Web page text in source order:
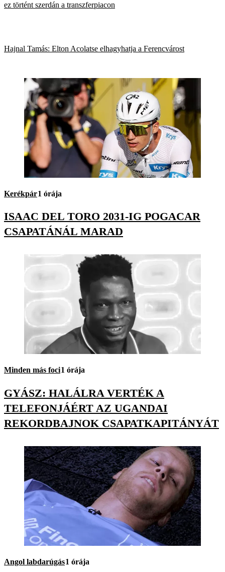
ez történt szerdán a transzferpiacon
Hajnal Tamás: Elton Acolatse elhagyhatja a Ferencvárost
Kerékpár1 órája
ISAAC DEL TORO 2031-IG POGACAR
CSAPATÁNÁL MARAD
Minden más foci1 órája
GYÁSZ: HALÁLRA VERTÉK A
TELEFONJÁÉRT AZ UGANDAI
REKORDBAJNOK CSAPATKAPITÁNYÁT
Angol labdarúgás1 órája